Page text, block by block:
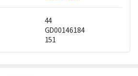
44
GD00146184
151